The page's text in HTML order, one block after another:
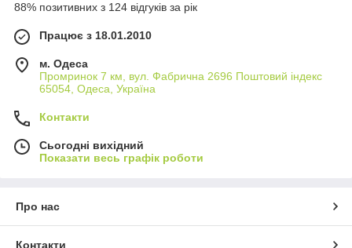
88% позитивних з 124 відгуків за рік
Працює з 18.01.2010
м. Одеса
Промринок 7 км, вул. Фабрична 2696 Поштовий індекс
65054, Одеса, Україна
Контакти
Сьогодні вихідний
Показати весь графік роботи
Про нас
Контакти